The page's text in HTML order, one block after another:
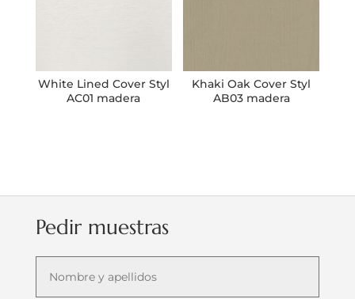
White Lined Cover Styl
AC01 madera
Khaki Oak Cover Styl
AB03 madera
Pedir muestras